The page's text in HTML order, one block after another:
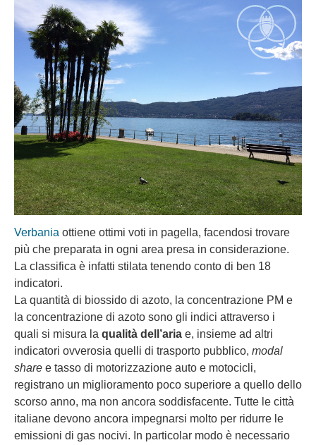
Verbania ottiene ottimi voti in pagella, facendosi trovare
più che preparata in ogni area presa in considerazione.
La classifica è infatti stilata tenendo conto di ben 18
indicatori.
La quantità di biossido di azoto, la concentrazione PM e
la concentrazione di azoto sono gli indici attraverso i
quali si misura la qualità dell’aria e, insieme ad altri
indicatori ovverosia quelli di trasporto pubblico, modal
share e tasso di motorizzazione auto e motocicli,
registrano un miglioramento poco superiore a quello dello
scorso anno, ma non ancora soddisfacente. Tutte le città
italiane devono ancora impegnarsi molto per ridurre le
emissioni di gas nocivi. In particolar modo è necessario